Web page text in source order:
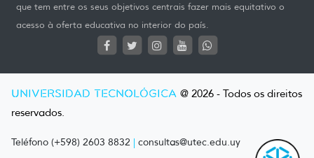
que tem entre os seus objetivos centrais fazer mais equitativo o
acesso à oferta educativa no interior do país.
UNIVERSIDAD TECNOLÓGICA @ 2026 - Todos os direitos
reservados.
Teléfono (+598) 2603 8832 | consultas@utec.edu.uy